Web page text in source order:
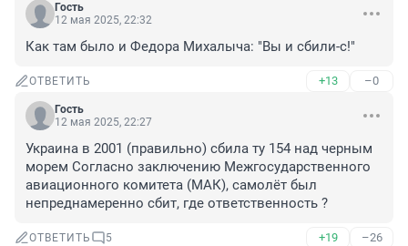
Гость
12 мая 2025, 22:32
Как там было и Федора Михалыча: "Вы и сбили-с!"
ОТВЕТИТЬ +13 –0
Гость
12 мая 2025, 22:27
Украина в 2001 (правильно) сбила ту 154 над черным
морем Согласно заключению Межгосударственного
авиационного комитета (МАК), самолёт был
непреднамеренно сбит, где ответственность ?
ОТВЕТИТЬ 5 +19 –26